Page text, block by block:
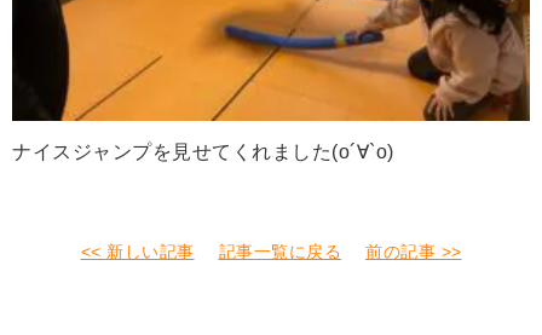
ナイスジャンプを見せてくれました(о´∀`о)
<< 新しい記事 記事一覧に戻る 前の記事 >>